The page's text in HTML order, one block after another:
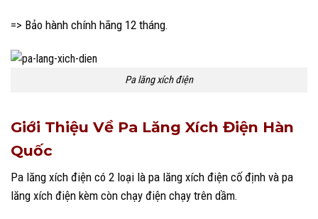
=> Bảo hành chính hãng 12 tháng.
Pa lăng xích điện
Giới Thiệu Về Pa Lăng Xích Điện Hàn
Quốc
Pa lăng xích điện có 2 loại là pa lăng xích điện cố định và pa
lăng xích điện kèm còn chạy điện chạy trên dầm.